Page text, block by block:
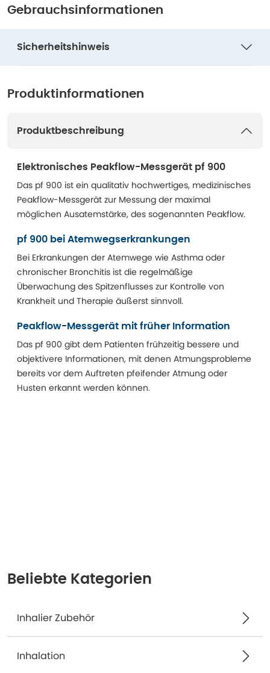
Gebrauchsinformationen
Sicherheitshinweis
Produktinformationen
Produktbeschreibung
Elektronisches Peakflow-Messgerät pf 900
Das pf 900 ist ein qualitativ hochwertiges, medizinisches
Peakflow-Messgerät zur Messung der maximal
möglichen Ausatemstärke, des sogenannten Peakflow.
pf 900 bei Atemwegserkrankungen
Bei Erkrankungen der Atemwege wie Asthma oder
chronischer Bronchitis ist die regelmäßige
Überwachung des Spitzenflusses zur Kontrolle von
Krankheit und Therapie äußerst sinnvoll.
Peakflow-Messgerät mit früher Information
Das pf 900 gibt dem Patienten frühzeitig bessere und
objektivere Informationen, mit denen Atmungsprobleme
bereits vor dem Auftreten pfeifender Atmung oder
Husten erkannt werden können.
Beliebte Kategorien
Inhalier Zubehör
Inhalation